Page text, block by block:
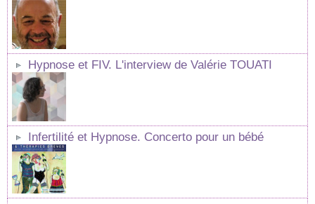
Hypnose et FIV. L'interview de Valérie TOUATI
Infertilité et Hypnose. Concerto pour un bébé